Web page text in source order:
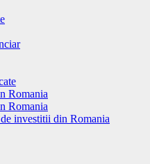
Romania
Romania
investitii din Romania